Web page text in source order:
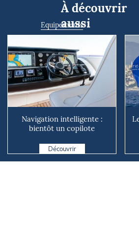
À découvrir
aussi
Equipements
Navigation intelligente :
bientôt un copilote
Découvrir